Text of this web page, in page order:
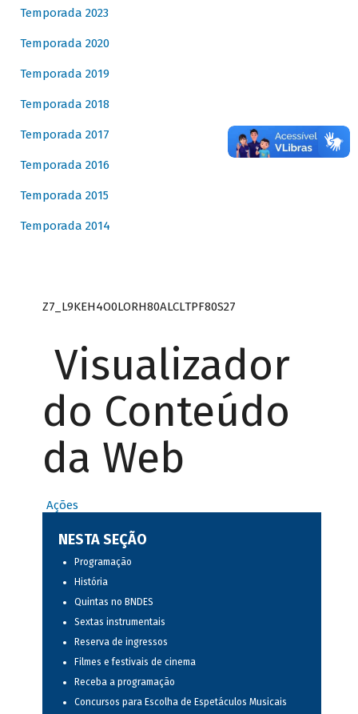
Temporada 2023
Temporada 2020
Temporada 2019
Temporada 2018
Temporada 2017
Temporada 2016
Temporada 2015
Temporada 2014
Z7_L9KEH4O0LORH80ALCLTPF80S27
Visualizador
do Conteúdo
da Web
Ações
NESTA SEÇÃO
Programação
História
Quintas no BNDES
Sextas instrumentais
Reserva de ingressos
Filmes e festivais de cinema
Receba a programação
Concursos para Escolha de Espetáculos Musicais